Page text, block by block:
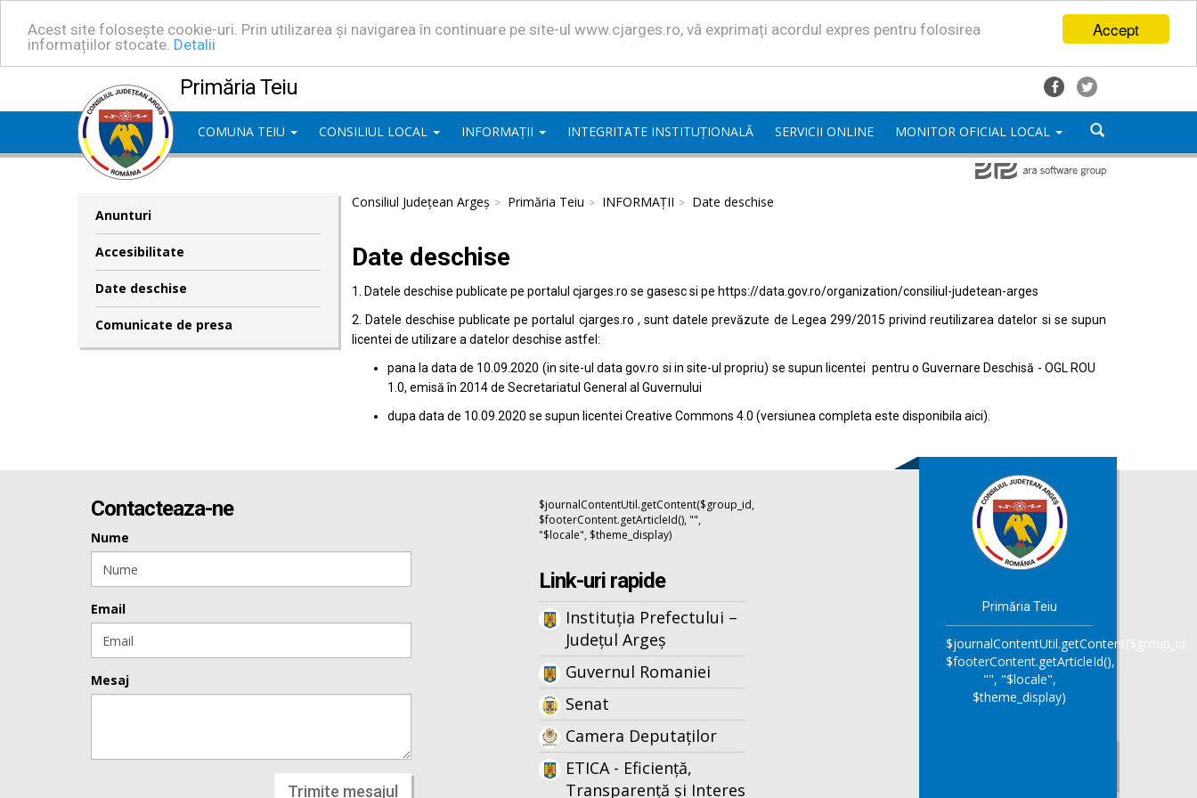
Accept
Acest site folosește cookie-uri. Prin utilizarea și navigarea în continuare pe site-ul www.cjarges.ro, vă exprimați acordul expres pentru folosirea
informațiilor stocate. Detalii
Primăria Teiu
COMUNA TEIU CONSILIUL LOCAL INFORMAȚII INTEGRITATE INSTITUȚIONALĂ SERVICII ONLINE MONITOR OFICIAL LOCAL
Anunturi
Accesibilitate
Date deschise
Comunicate de presa
Consiliul Județean Argeș Primăria Teiu INFORMAȚII Date deschise
Date deschise
1. Datele deschise publicate pe portalul cjarges.ro se gasesc si pe https://data.gov.ro/organization/consiliul-judetean-arges
2. Datele deschise publicate pe portalul cjarges.ro , sunt datele prevăzute de Legea 299/2015 privind reutilizarea datelor si se supun
licentei de utilizare a datelor deschise astfel:
pana la data de 10.09.2020 (in site-ul datagov.ro si in site-ul propriu) se supun licentei pentru o Guvernare Deschisă - OGL ROU
1.0, emisă în 2014 de Secretariatul General al Guvernului
dupa data de 10.09.2020 se supun licentei Creative Commons 4.0 (versiunea completa este disponibila aici).
Contacteaza-ne
Nume
Email
Mesaj
Trimite mesajul
$journalContentUtil.getContent($group_id,
$footerContent.getArticleId(), "",
"$locale", $theme_display)
Link-uri rapide
Instituția Prefectului –
Județul Argeș
Guvernul Romaniei
Senat
Camera Deputaților
ETICA - Eficiență,
Transparență și Interes
Primăria Teiu
$journalContentUtil.getContent($group_id,
$footerContent.getArticleId(),
"", "$locale",
$theme_display)